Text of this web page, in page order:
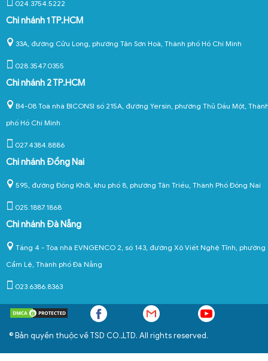
024.3754.5222
Chi nhánh 1 TP.HCM
33A, đường Cửu Long, phường Tân Sơn Hoà, Thành phố Hồ Chí Minh
028.3547.0355
Chi nhánh 2 TP.HCM
B4-08 Toà nhà BICONSI số 215A, đường Yersin, phường Thủ Dầu Một,
phố Hồ Chí Minh
027.4384.8886
Chi nhánh Đồng Nai
595, đường Đồng Khởi, khu phố 8, phường Tân Triều, Thành Phố Đồng Nai
025.1887.1868
Chi nhánh Đà Nẵng
Tầng 4 - Tòa nhà EVNGENCO 2, số 143, đường Xô Viết Nghệ Tĩnh, phường
Cẩm Lệ, Thành phố Đà Nẵng
023.6386.8363
© Bản quyền thuộc về TSD CO.,LTD. All rights reserved.